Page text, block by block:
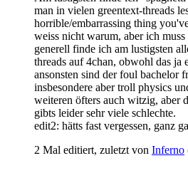
man in vielen greentext-threads
horrible/embarrassing thing
weiss nicht warum, aber ich
generell finde ich am lustigsten
threads auf 4chan, obwohl das ja
ansonsten sind der foul bachelor
insbesondere aber troll physics
weiteren öfters auch witzig, aber
gibts leider sehr viele schlechte.
edit2: hätts fast vergessen, ganz
2 Mal editiert, zuletzt von Inferno